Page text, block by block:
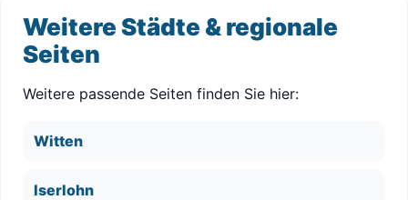
Weitere Städte & regionale
Seiten
Weitere passende Seiten finden Sie hier:
Witten
Iserlohn